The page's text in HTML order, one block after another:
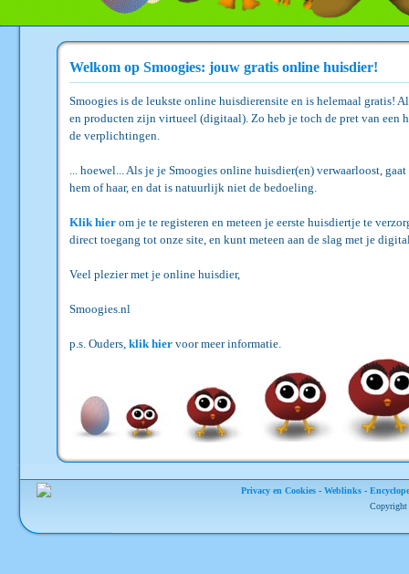
Welkom op Smoogies: jouw gratis online huisdier!
Smoogies is de leukste online huisdierensite en is helemaal gratis!
en producten zijn virtueel (digitaal). Zo heb je toch de pret van een
de verplichtingen.
... hoewel... Als je je Smoogies online huisdier(en) verwaarloost,
hem of haar, en dat is natuurlijk niet de bedoeling.
Klik hier om je te registeren en meteen je eerste huisdiertje te
direct toegang tot onze site, en kunt meteen aan de slag met je
Veel plezier met je online huisdier,
Smoogies.nl
p.s. Ouders, klik hier voor meer informatie.
Privacy en Cookies- Weblinks-